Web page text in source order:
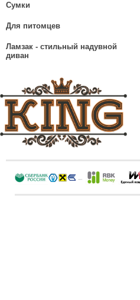
Сумки
Для питомцев
Ламзак - стильный надувной
диван